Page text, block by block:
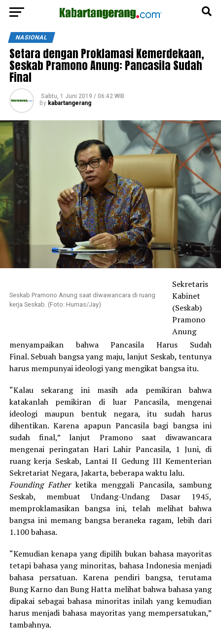
NASIONAL
Setara dengan Proklamasi Kemerdekaan,
Seskab Pramono Anung: Pancasila Sudah
Final
Sabtu, 1 Juni 2019 / 06:42 WIB
By kabartangerang
Seskab Pramono Anung saat diwawancara di ruang
kerja Seskab. (Foto: Humas/Jay)
Sekretaris
Kabinet
(Seskab)
Pramono
Anung
menyampaikan bahwa Pancasila Harus Sudah
Final. Sebuah bangsa yang maju, lanjut Seskab, tentunya
harus mempunyai ideologi yang mengikat bangsa itu.
“Kalau sekarang ini masih ada pemikiran bahwa
katakanlah pemikiran di luar Pancasila, mengenai
ideologi maupun bentuk negara, itu sudah harus
dihentikan. Karena apapun Pancasila bagi bangsa ini
sudah final,” lanjut Pramono saat diwawancara
mengenai peringatan Hari Lahir Pancasila, 1 Juni, di
ruang kerja Seskab, Lantai II Gedung III Kementerian
Sekretariat Negara, Jakarta, beberapa waktu lalu.
Founding Fatherketika menggali Pancasila, sambung
Seskab, membuat Undang-Undang Dasar 1945,
memproklamasikan bangsa ini, telah melihat bahwa
bangsa ini memang bangsa beraneka ragam, lebih dari
1.100 bahasa.
“Kemudian kenapa yang dipilih bukan bahasa mayoritas
tetapi bahasa yang minoritas, bahasa Indonesia menjadi
bahasa persatuan. Karena pendiri bangsa, terutama
Bung Karno dan Bung Hatta melihat bahwa bahasa yang
dipakai sebagai bahasa minoritas inilah yang kemudian
harus menjadi bahasa mayoritas yang mempersatukan,”
tambahnya.